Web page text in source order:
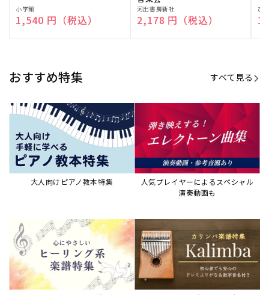
JAZZの楽譜特集
おすすめ記事 すべて見る